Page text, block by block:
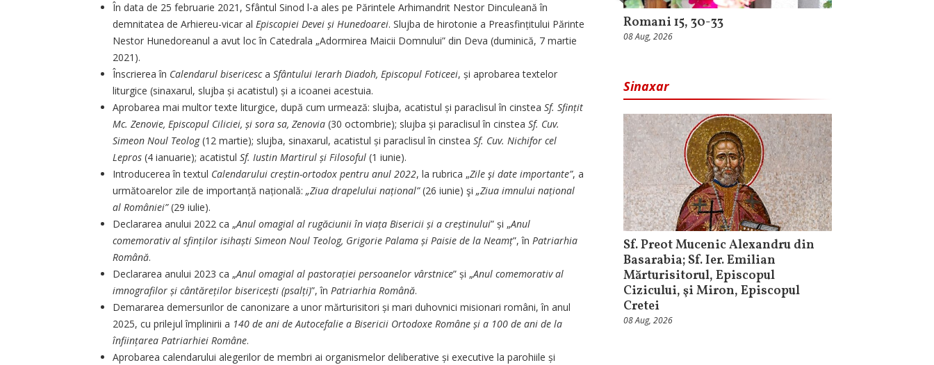
În data de 25 februarie 2021, Sfântul Sinod l-a ales pe Părintele Arhimandrit Nestor Dinculeană în
demnitatea de Arhiereu-vicar al Episcopiei Devei și Hunedoarei. Slujba de hirotonie a Preasfințitului Părinte
Nestor Hunedoreanul a avut loc în Catedrala „Adormirea Maicii Domnului” din Deva (duminică, 7 martie
2021).
Înscrierea în Calendarul bisericesca Sfântului Ierarh Diadoh, Episcopul Foticeei, și aprobarea textelor
liturgice (sinaxarul, slujba și acatistul) și a icoanei acestuia.
Aprobarea mai multor texte liturgice, după cum urmează: slujba, acatistul și paraclisul în cinstea Sf. Sfințit
Mc. Zenovie, Episcopul Ciliciei, și sora sa, Zenovia (30 octombrie); slujba și paraclisul în cinstea Sf. Cuv.
Simeon Noul Teolog(12 martie); slujba, sinaxarul, acatistul și paraclisul în cinstea Sf. Cuv. Nichifor cel
Lepros (4 ianuarie); acatistul Sf. Iustin Martirul și Filosoful (1 iunie).
Introducerea în textul Calendarului creștin-ortodox pentru anul 2022, la rubrica „Zile şi date importante”, a
următoarelor zile de importanță națională: „Ziua drapelului național”(26 iunie) şi „Ziua imnului național
al României”(29 iulie).
Declararea anului 2022 ca „Anul omagial al rugăciunii în viața Bisericii și a creștinului” și „Anul
comemorativ al sfinților isihaști Simeon Noul Teolog, Grigorie Palama și Paisie de la Neamț”, în Patriarhia
Română.
Declararea anului 2023 ca „Anul omagial al pastorației persoanelor vârstnice” și „Anul comemorativ al
imnografilor și cântăreților bisericești (psalți)”, în Patriarhia Română.
Demararea demersurilor de canonizare a unor mărturisitori și mari duhovnici misionari români, în anul
2025, cu prilejul împlinirii a 140 de ani de Autocefalie a Bisericii Ortodoxe Române și a 100 de ani de la
înființarea Patriarhiei Române.
Aprobarea calendarului alegerilor de membri ai organismelor deliberative și executive la parohiile și
Romani 15, 30-33
08 Aug, 2026
Sinaxar
Sf. Preot Mucenic Alexandru din
Basarabia; Sf. Ier. Emilian
Mărturisitorul, Episcopul
Cizicului, şi Miron, Episcopul
Cretei
08 Aug, 2026